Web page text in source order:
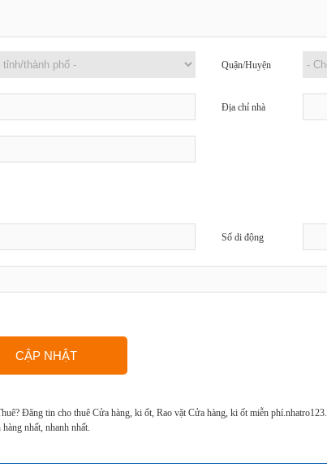
Quận/Huyện
Địa chỉ nhà
Số di động
Đăng tin cho thuê Cửa hàng, ki ốt, Rao vặt Cửa hàng, ki ốt miễn
nhất, nhanh nhất.